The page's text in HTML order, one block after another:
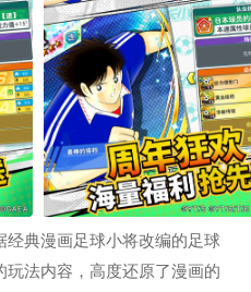
经典漫画足球小将改编的足球
法内容，高度还原了漫画的